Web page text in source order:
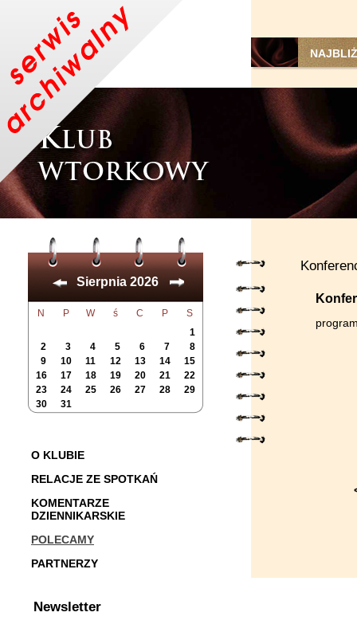
Sierpnia 2026
N P W ś C P
S
1
2
3 4 5 6 7
8
9
10 11 12 13 14
15
16
17 18 19 20 21
22
23
24 25 26 27 28
29
30
31
O KLUBIE
RELACJE ZE SPOTKAŃ
KOMENTARZE
DZIENNIKARSKIE
POLECAMY
PARTNERZY
Newsletter